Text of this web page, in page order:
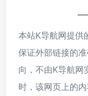
本站K导航网提供
保证外部链接的
向，不由K导航
时，该网页上的